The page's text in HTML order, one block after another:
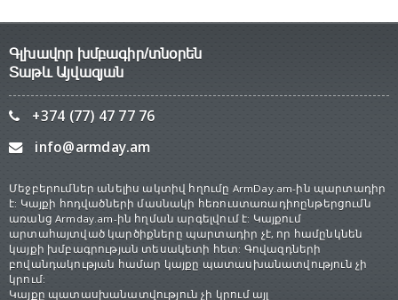
Գլխավոր խմբագիր/տնօրեն
Տաթև Այվազյան
+374 (77) 47 77 76
info@armday.am
Մեջբերումներ անելիս ակտիվ հղումը ArmDay.am-ին պարտադիր
է: Կայքի հոդվածների մասնակի հեռուստառադիոընթերցումն
առանց Armday.am-ին հղման արգելվում է: Կայքում
արտահայտված կարծիքները պարտադիր չէ, որ համընկնեն
կայքի խմբագրության տեսակետի հետ: Գովազդների
բովանդակության համար կայքը պատասխանատվություն չի
կրում:
Կայքը պատասխանատվություն չի կրում այլ